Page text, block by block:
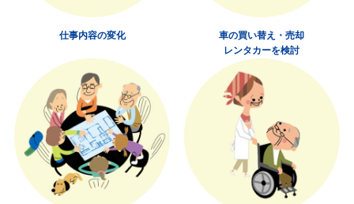
仕事内容の変化
車の買い替え・売却
レンタカーを検討